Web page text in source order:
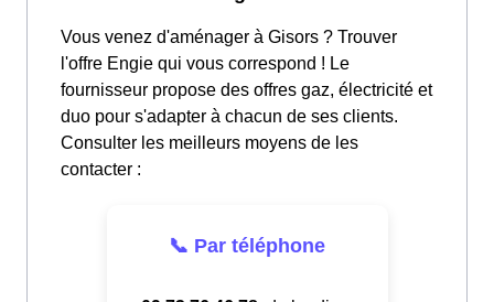
Vous venez d'aménager à Gisors ? Trouver
l'offre Engie qui vous correspond ! Le
fournisseur propose des offres gaz, électricité et
duo pour s'adapter à chacun de ses clients.
Consulter les meilleurs moyens de les
contacter :
📞 Par téléphone